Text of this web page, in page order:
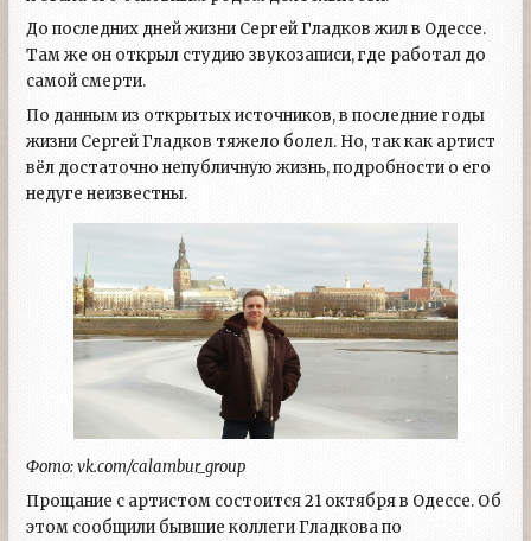
До последних дней жизни Сергей Гладков жил в Одессе.
Там же он открыл студию звукозаписи, где работал до
самой смерти.
По данным из открытых источников, в последние годы
жизни Сергей Гладков тяжело болел. Но, так как артист
вёл достаточно непубличную жизнь, подробности о его
недуге неизвестны.
Фото: vk.com/calambur_group
Прощание с артистом состоится 21 октября в Одессе. Об
этом сообщили бывшие коллеги Гладкова по